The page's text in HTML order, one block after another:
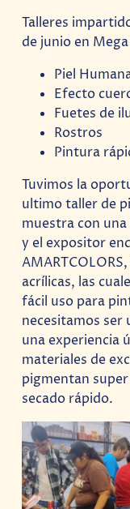
Talleres
de junio en
Piel
Efecto
Fuetes de
Rostros
Pintura
Tuvimos la
ultimo taller de
muestra con
y el expositor
acrílicas, las
fácil uso para
necesitamos
una experiencia
materiales de
pigmentan
secado rápido.